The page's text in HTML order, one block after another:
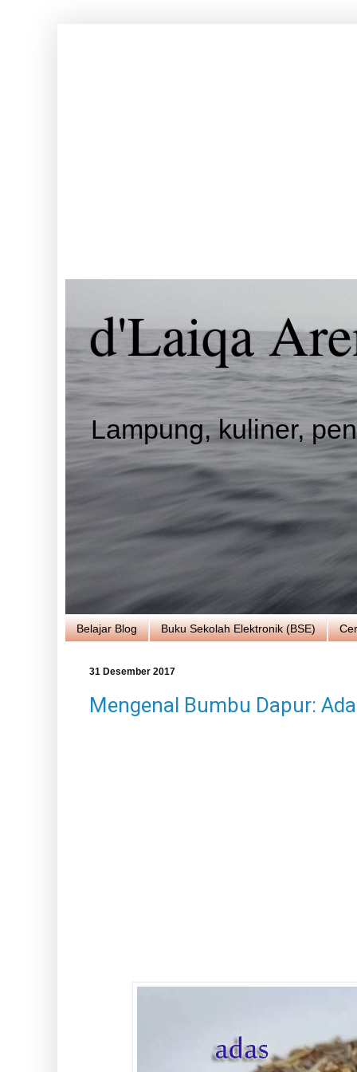
d'Laiqa
Lampung, kuliner,
Belajar Blog Buku Sekolah Elektronik (BSE)
31 Desember 2017
Mengenal Bumbu Dapur: